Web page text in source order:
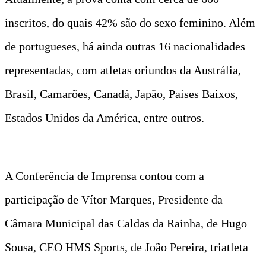
inscritos, do quais 42% são do sexo feminino. Além
de portugueses, há ainda outras 16 nacionalidades
representadas, com atletas oriundos da Austrália,
Brasil, Camarões, Canadá, Japão, Países Baixos,
Estados Unidos da América, entre outros.
A Conferência de Imprensa contou com a
participação de Vítor Marques, Presidente da
Câmara Municipal das Caldas da Rainha, de Hugo
Sousa, CEO HMS Sports, de João Pereira, triatleta